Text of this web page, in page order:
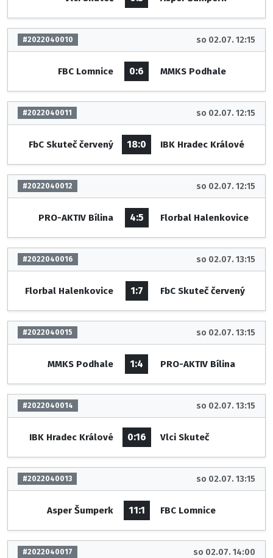
#2022040010 so 02.07. 12:15
FBC Lomnice 0:6 MMKS Podhale
#2022040011 so 02.07. 12:15
FbC Skuteč červený 18:0 IBK Hradec Králové
#2022040012 so 02.07. 12:15
PRO-AKTIV Bílina 4:5 Florbal Halenkovice
#2022040016 so 02.07. 13:15
Florbal Halenkovice 1:7 FbC Skuteč červený
#2022040015 so 02.07. 13:15
MMKS Podhale 1:4 PRO-AKTIV Bílina
#2022040014 so 02.07. 13:15
IBK Hradec Králové 0:16 Vlci Skuteč
#2022040013 so 02.07. 13:15
Asper Šumperk 11:1 FBC Lomnice
#2022040017 so 02.07. 14:00